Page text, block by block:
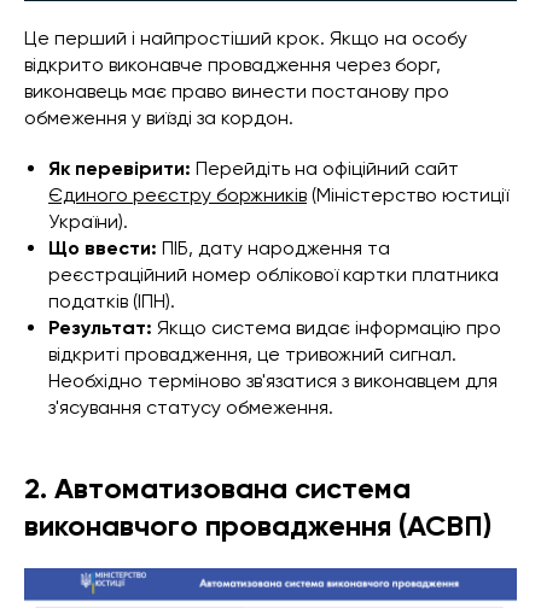
Це перший і найпростіший крок. Якщо на особу
відкрито виконавче провадження через борг,
виконавець має право винести постанову про
обмеження у виїзді за кордон.
Як перевірити: Перейдіть на офіційний сайт
Єдиного реєстру боржників (Міністерство юстиції
України).
Що ввести: ПІБ, дату народження та
реєстраційний номер облікової картки платника
податків (ІПН).
Результат: Якщо система видає інформацію про
відкриті провадження, це тривожний сигнал.
Необхідно терміново зв'язатися з виконавцем для
з'ясування статусу обмеження.
2. Автоматизована система
виконавчого провадження (АСВП)